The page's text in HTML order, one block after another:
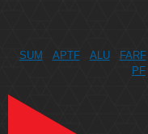
SUM APTF ALU FARF
PF